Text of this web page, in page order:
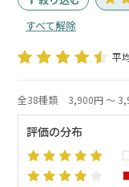
すべて解除
平
全38種類 3,900円 ～
評価の分布